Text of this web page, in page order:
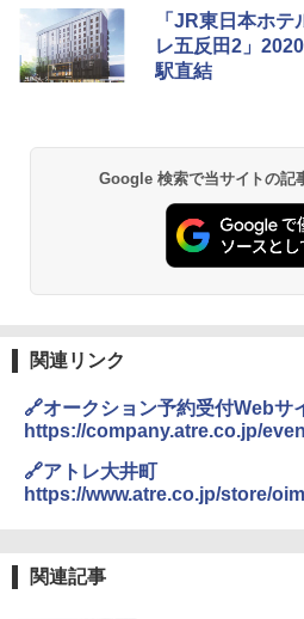
地球の歩き方
￥2,695
力的な町 2026
￥2,079
ァキア 2026～
パ
[キャンパーズ
プテント 傘み
ッとサンシェー
ッシュ 簡単設置
PYKES PEAK (
ト プライバシー
人用 折りたたみ
ーチ ピクニック
ENDLESS
テント ワンタ
500002(89232)
￥5,999
GRANDOOR ス
026リニューア
コンパクト 保
ラソル ガーデン
防水 UVカット
き
￥6,459
秒）射程5～
付き ヒグマ・イ
関の購入実績 登
「JR東日本ホ
レ五反田2」
駅直結
Google 検索で当サイトの記
関連リンク
🔗オークション予約受付Webサ
https://company.atre.co.jp/
🔗アトレ大井町
https://www.atre.co.jp/store/
関連記事